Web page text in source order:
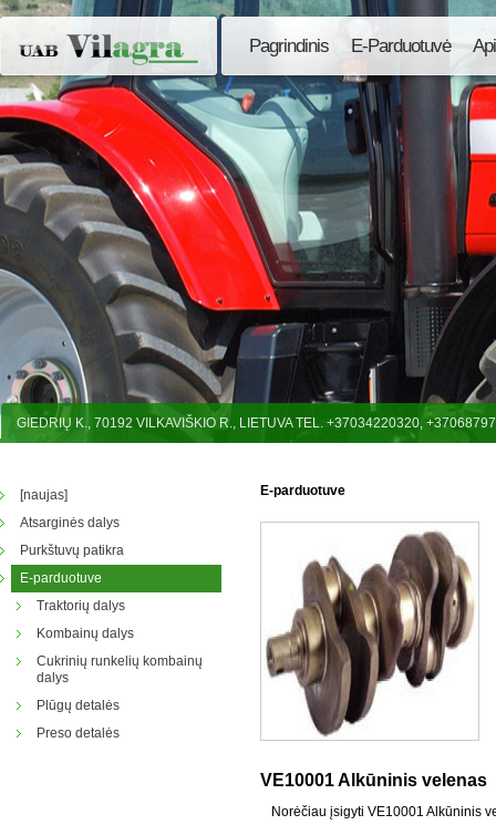
Pagrindinis E-Parduotuvė
GIEDRIŲ K., 70192 VILKAVIŠKIO R., LIETUVA TEL. +37034220320,
E-parduotuve
VE10001 Alkūninis velenas
Norėčiau įsigyti VE10001 Alkūninis
[naujas]
Atsarginės dalys
Purkštuvų patikra
E-parduotuve
Traktorių dalys
Kombainų dalys
Cukrinių runkelių kombainų
dalys
Plūgų detalės
Preso detalės